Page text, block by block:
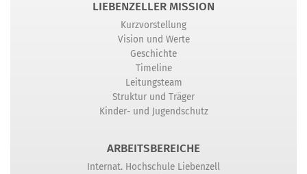
LIEBENZELLER MISSION
Kurzvorstellung
Vision und Werte
Geschichte
Timeline
Leitungsteam
Struktur und Träger
Kinder- und Jugendschutz
ARBEITSBEREICHE
Internat. Hochschule Liebenzell